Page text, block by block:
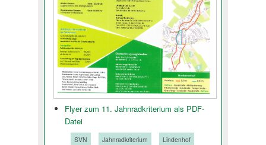
Flyer zum 11. Jahnradkri­terium als PDF-
Datei
SVN Jahnradkriterium Lindenhof